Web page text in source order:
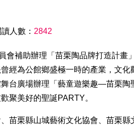
人數： 2842
會補助辦理「苗栗陶品牌打造計
經為公館鄉盛極一時的產業，文
台廣場辦理「藝童遊樂趣—苗栗
聚美好的聖誕PARTY。
苗栗縣山城藝術文化協會、苗栗